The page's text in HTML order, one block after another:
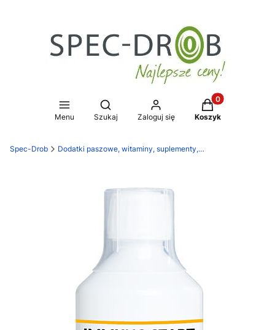
Menu
Otwórz wyszukiwarkę
Szukaj Zaloguj się
Produkty w
Koszyk
Spec-Drob Dodatki paszowe, witaminy, suplementy, zakwaszacze